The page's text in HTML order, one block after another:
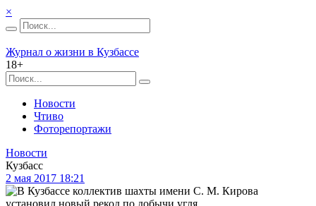
×
Журнал о жизни в Кузбассе
18+
Новости
Чтиво
Фоторепортажи
Новости
Кузбасс
2 мая 2017 18:21